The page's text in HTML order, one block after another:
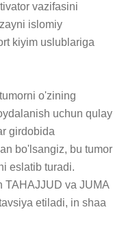
vazifasini
islomiy
kiyim uslublariga
o'zining
uchun qulay
girdobida
bo'lsangiz, bu tumor
eslatib turadi.
TAHAJJUD va JUMA
etiladi, in shaa